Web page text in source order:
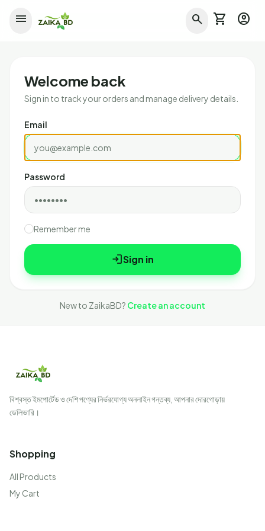
menu search shopping_cart account_circle
Welcome back
Sign in to track your orders and manage delivery details.
Email
Password
Remember me
loginSign in
New to ZaikaBD? Create an account
বিশ্বস্ত ইমপোর্টেড ও দেশি পণ্যের নির্ভরযোগ্য অনলাইন গন্তব্য, আপনার দোরগোড়ায়
ডেলিভারি।
Shopping
All Products
My Cart